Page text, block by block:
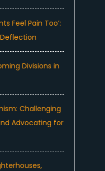
Feel Pain Too’:
Divisions in
Challenging
Advocating for